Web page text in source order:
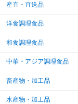
産直・直送品
洋食調理食品
和食調理食品
中華・アジア調理食品
畜産物・加工品
水産物・加工品